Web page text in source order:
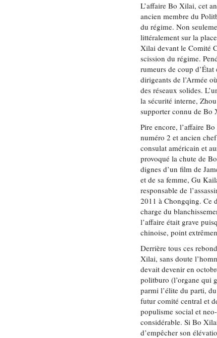
L’affaire Bo Xilai, cet
ancien membre du
du régime. Non
littéralement sur la
Xilai devant le Comité
scission du régime.
rumeurs de coup
dirigeants de l’Armée
des réseaux solides.
la sécurité interne,
supporter connu de Bo
Pire encore, l’affaire
numéro 2 et ancien
consulat américain et
provoqué la chute de
dignes d’un film de
et de sa femme, Gu
responsable de
2011 à Chongqing. Ce
charge du
l’affaire était grave
chinoise, point
Derrière tous ces
Xilai, sans doute
devait devenir en
politburo (l’organe qui
parmi l’élite du parti,
futur comité central et
populisme social et
considérable. Si Bo
d’empêcher son